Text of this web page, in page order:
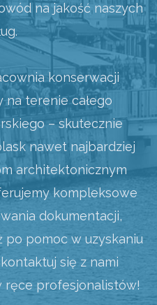
na jakość naszych
konserwacji
na terenie całego
– skutecznie
nawet najbardziej
architektonicznym
kompleksowe
dokumentacji,
po pomoc w uzyskaniu
się z nami
profesjonalistów!